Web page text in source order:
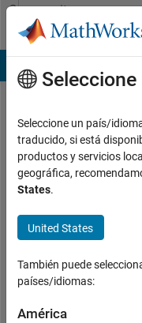
Saltar al contenido
Community
Profile
Bryan
Last
seen:
alrededor
de 1 mes
hace
Con
actividad
2015
Seleccione un país/
traducido, si está
productos y servicios
geográfica,
States.
United States
También puede
países/idiomas:
América